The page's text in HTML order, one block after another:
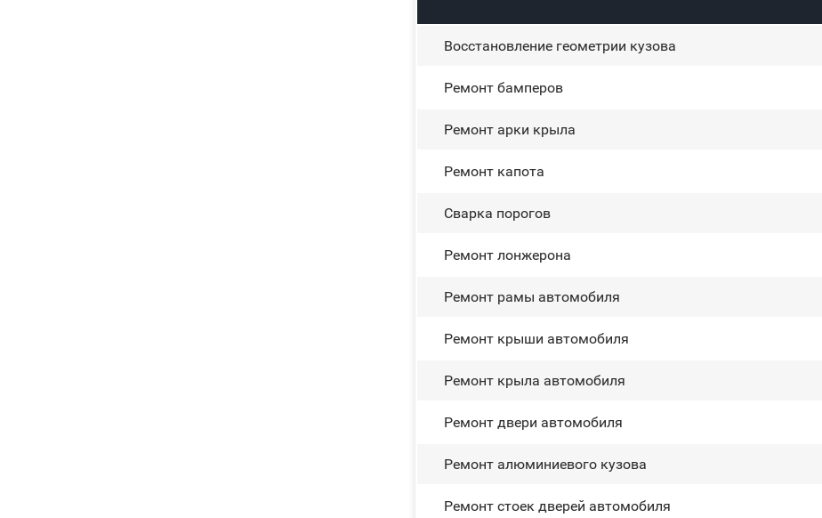
Восстановление геометрии кузова
Ремонт бамперов
Ремонт арки крыла
Ремонт капота
Сварка порогов
Ремонт лонжерона
Ремонт рамы автомобиля
Ремонт крыши автомобиля
Ремонт крыла автомобиля
Ремонт двери автомобиля
Ремонт алюминиевого кузова
Ремонт стоек дверей автомобиля